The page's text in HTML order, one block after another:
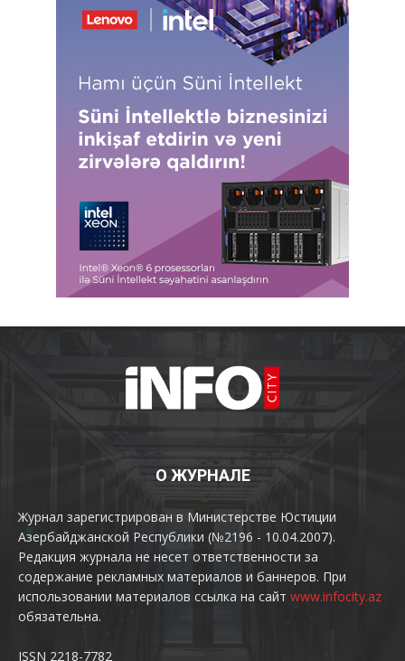
О ЖУРНАЛЕ
Журнал зарегистрирован в Министерстве Юстиции
Азербайджанской Республики (№2196 - 10.04.2007).
Редакция журнала не несет ответственности за
содержание рекламных материалов и баннеров. При
использовании материалов ссылка на сайт www.infocity.az
обязательна.
ISSN 2218-7782